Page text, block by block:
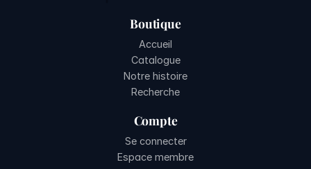
Boutique
Accueil
Catalogue
Notre histoire
Recherche
Compte
Se connecter
Espace membre